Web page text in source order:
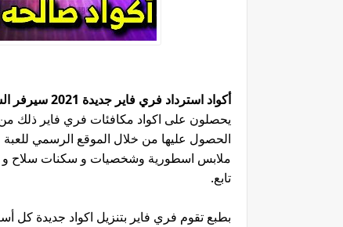
أكواد استرداد فري فاير جديدة 2021 سيرفر الشرق الأوسط
يحصلون على اكواد مكافئات فري فاير ذلك من
الحصول عليها من خلال الموقع الرسمي
ملابس اسطورية وشخصيات و سكنات سلاح و
تابع.
بطبع تقوم فري فاير بتنزيل اكواد جديدة كل